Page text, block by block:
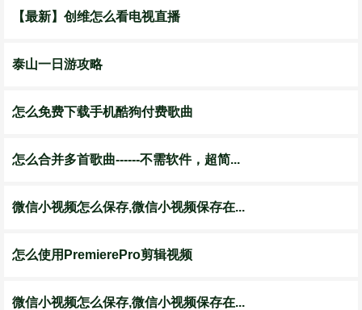
【最新】创维怎么看电视直播
泰山一日游攻略
怎么免费下载手机酷狗付费歌曲
怎么合并多首歌曲------不需软件，超简...
微信小视频怎么保存,微信小视频保存在...
怎么使用PremierePro剪辑视频
微信小视频怎么保存,微信小视频保存在...